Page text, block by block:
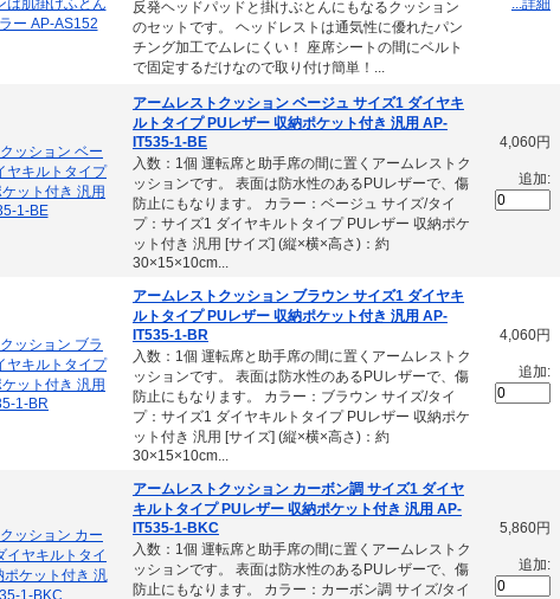
反発ヘッドパッドと掛けぶとんにもなるクッション
のセットです。 ヘッドレストは通気性に優れたパン
チング加工でムレにくい！ 座席シートの間にベルト
で固定するだけなので取り付け簡単！...
...詳細
アームレストクッション ベージュ サイズ1 ダイヤキ
ルトタイプ PUレザー 収納ポケット付き 汎用 AP-
IT535-1-BE
入数：1個 運転席と助手席の間に置くアームレストク
ッションです。 表面は防水性のあるPUレザーで、傷
防止にもなります。 カラー：ベージュ サイズ/タイ
プ：サイズ1 ダイヤキルトタイプ PUレザー 収納ポケ
ット付き 汎用 [サイズ] (縦×横×高さ)：約
30×15×10cm...
4,060円
追加:
アームレストクッション ブラウン サイズ1 ダイヤキ
ルトタイプ PUレザー 収納ポケット付き 汎用 AP-
IT535-1-BR
入数：1個 運転席と助手席の間に置くアームレストク
ッションです。 表面は防水性のあるPUレザーで、傷
防止にもなります。 カラー：ブラウン サイズ/タイ
プ：サイズ1 ダイヤキルトタイプ PUレザー 収納ポケ
ット付き 汎用 [サイズ] (縦×横×高さ)：約
30×15×10cm...
4,060円
追加:
アームレストクッション カーボン調 サイズ1 ダイヤ
キルトタイプ PUレザー 収納ポケット付き 汎用 AP-
IT535-1-BKC
入数：1個 運転席と助手席の間に置くアームレストク
ッションです。 表面は防水性のあるPUレザーで、傷
防止にもなります。 カラー：カーボン調 サイズ/タイ
5,860円
追加: